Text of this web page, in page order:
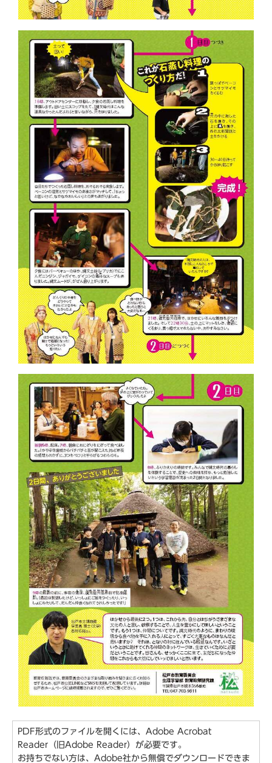
PDF形式のファイルを開くには、Adobe Acrobat
Reader（旧Adobe Reader）が必要です。
お持ちでない方は、Adobe社から無償でダウンロードできま